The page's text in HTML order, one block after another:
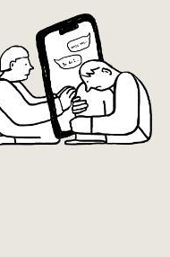
vida. Ela me
encontrou num
estado misto de
depressão e
agitação com
pensamentos